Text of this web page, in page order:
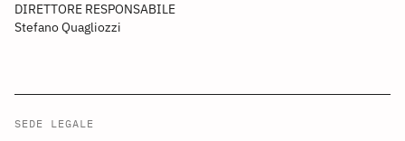
DIRETTORE RESPONSABILE
Stefano Quagliozzi
SEDE LEGALE